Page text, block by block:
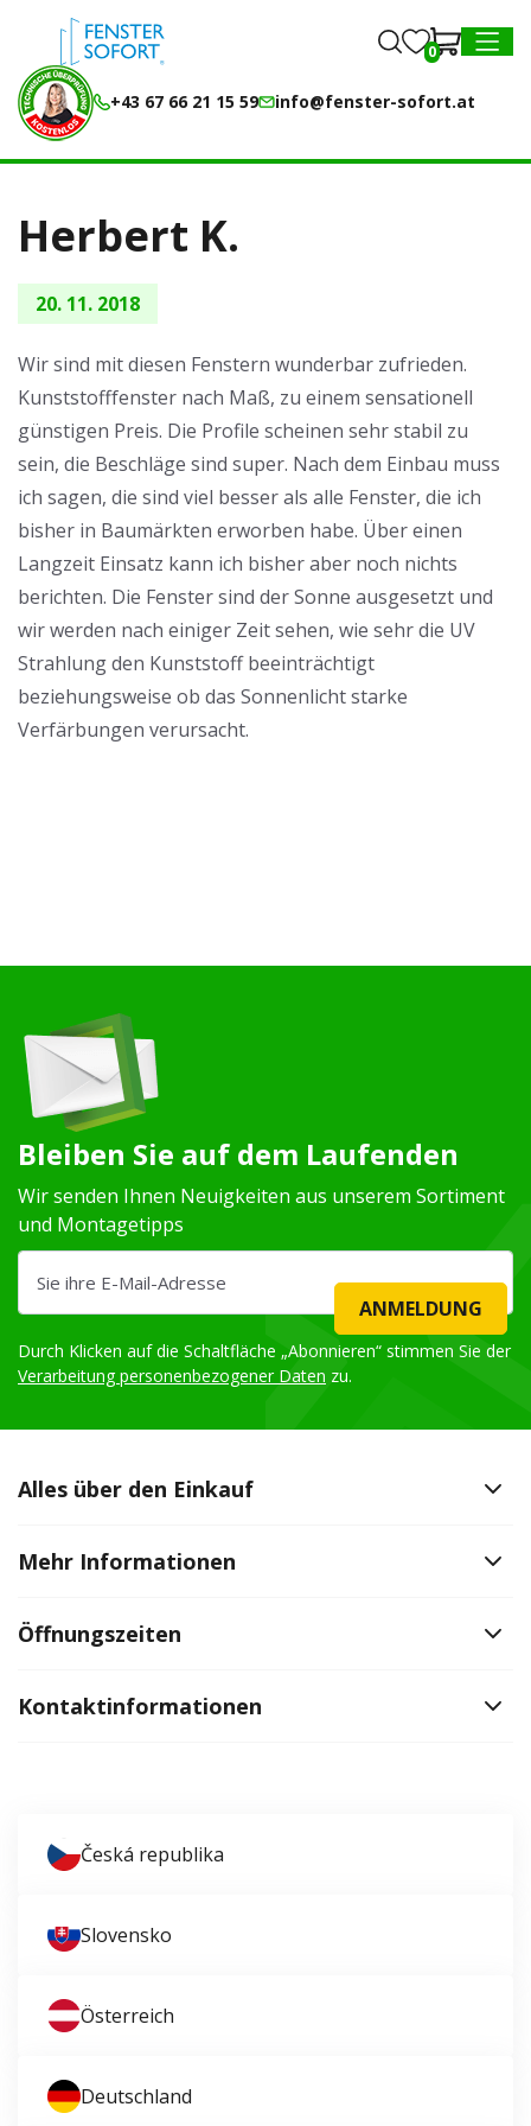
MENU
+43 67 66 21 15 59 info@fenster-sofort.at
0
Herbert K.
20. 11. 2018
Wir sind mit diesen Fenstern wunderbar zufrieden.
Kunststofffenster nach Maß, zu einem sensationell
günstigen Preis. Die Profile scheinen sehr stabil zu
sein, die Beschläge sind super. Nach dem Einbau muss
ich sagen, die sind viel besser als alle Fenster, die ich
bisher in Baumärkten erworben habe. Über einen
Langzeit Einsatz kann ich bisher aber noch nichts
berichten. Die Fenster sind der Sonne ausgesetzt und
wir werden nach einiger Zeit sehen, wie sehr die UV
Strahlung den Kunststoff beeinträchtigt
beziehungsweise ob das Sonnenlicht starke
Verfärbungen verursacht.
Bleiben Sie auf dem Laufenden
Wir senden Ihnen Neuigkeiten aus unserem Sortiment
und Montagetipps
ANMELDUNG
Durch Klicken auf die Schaltfläche „Abonnieren“ stimmen Sie der
Verarbeitung personenbezogener Daten zu.
Alles über den Einkauf
Mehr Informationen
Öffnungszeiten
Kontaktinformationen
Česká republika
Slovensko
Österreich
Deutschland